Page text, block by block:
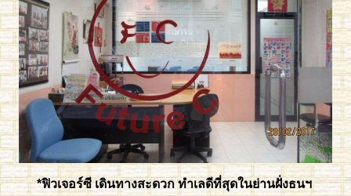
10599469_957514287614112_5240795268686908536_n
*ฟิวเจอร์ซี เดินทางสะดวก ทำเลดีที่สุดในย่านฝั่งธนฯ